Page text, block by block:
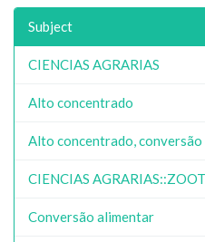
Subject
CIENCIAS AGRARIAS
Alto concentrado
Alto concentrado, conversão
CIENCIAS
Conversão alimentar